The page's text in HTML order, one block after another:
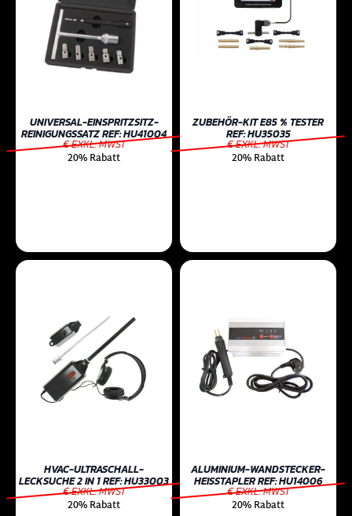
UNIVERSAL-EINSPRITZSITZ-
REINIGUNGSSATZ REF: HU41004
€ EXKL. MWST
20% Rabatt
ZUBEHÖR-KIT E85 % TESTER
REF: HU35035
€ EXKL. MWST
20% Rabatt
HVAC-ULTRASCHALL-
LECKSUCHE 2 IN 1 REF: HU33003
€ EXKL. MWST
20% Rabatt
ALUMINIUM-WANDSTECKER-
HEISSTAPLER REF: HU14006
€ EXKL. MWST
20% Rabatt